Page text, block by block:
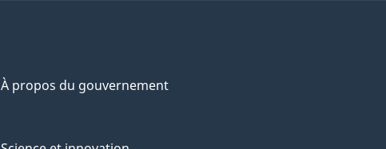
À propos du gouvernement